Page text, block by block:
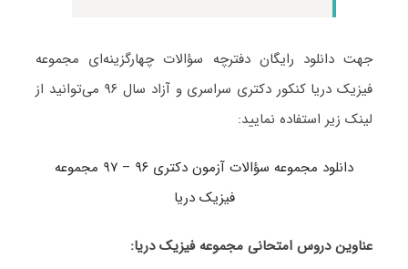
جهت دانلود رایگان دفترچه سؤالات چهارگزینه‌ای مجموعه
فیزیک دریا کنکور دکتری سراسری و آزاد سال ۹۶ می‌توانید از
لینک زیر استفاده نمایید:
دانلود مجموعه سؤالات آزمون دکتری ۹۶ – ۹۷ مجموعه
فیزیک دریا
عناوین دروس امتحانی مجموعه فیزیک دریا: